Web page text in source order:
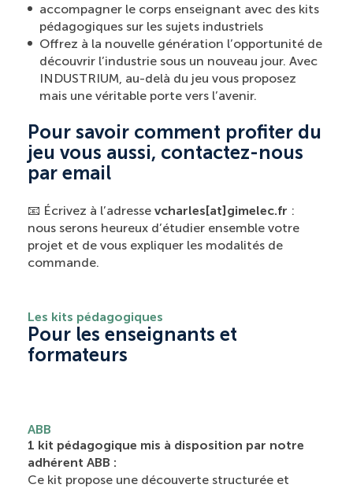
accompagner le corps enseignant avec des kits
pédagogiques sur les sujets industriels
Offrez à la nouvelle génération l’opportunité de
découvrir l’industrie sous un nouveau jour. Avec
INDUSTRIUM, au-delà du jeu vous proposez
mais une véritable porte vers l’avenir.
Pour savoir comment profiter du
jeu vous aussi, contactez-nous
par email
📧 Écrivez à l’adresse vcharles[at]gimelec.fr :
nous serons heureux d’étudier ensemble votre
projet et de vous expliquer les modalités de
commande.
Les kits pédagogiques
Pour les enseignants et
formateurs
ABB
1 kit pédagogique mis à disposition par notre
adhérent ABB :
Ce kit propose une découverte structurée et